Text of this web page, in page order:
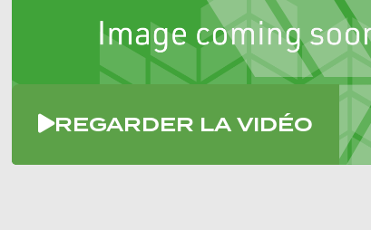
REGARDER LA VIDÉO